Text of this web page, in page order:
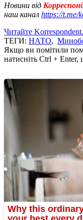
Новини від
наш канал https://t.me/
Читайте
ТЕГИ: НАТО,
Якщо ви помітили
натисніть Ctrl +